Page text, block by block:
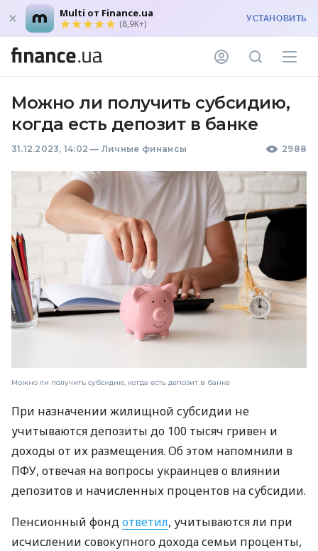
Multi от Finance.ua
(8,9K+) УСТАНОВИТЬ
Можно ли получить субсидию,
когда есть депозит в банке
31.12.2023, 14:02 — Личные финансы 2988
Можно ли получить субсидию, когда есть депозит в банке
При назначении жилищной субсидии не
учитываются депозиты до 100 тысяч гривен и
доходы от их размещения. Об этом напомнили в
ПФУ, отвечая на вопросы украинцев о влиянии
депозитов и начисленных процентов на субсидии.
Пенсионный фондответил, учитываются ли при
исчислении совокупного дохода семьи проценты,